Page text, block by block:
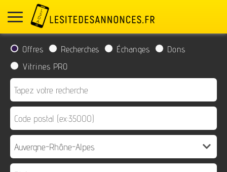
Offres Recherches Échanges
Dons
Vitrines PRO